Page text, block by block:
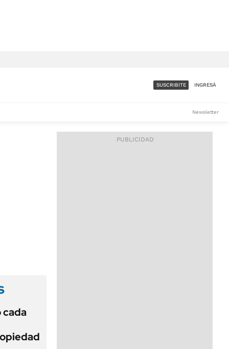
ACCESO FULL - $1.800/MES
SUSCRIBITE INGRESÁ
Newsletter
cada